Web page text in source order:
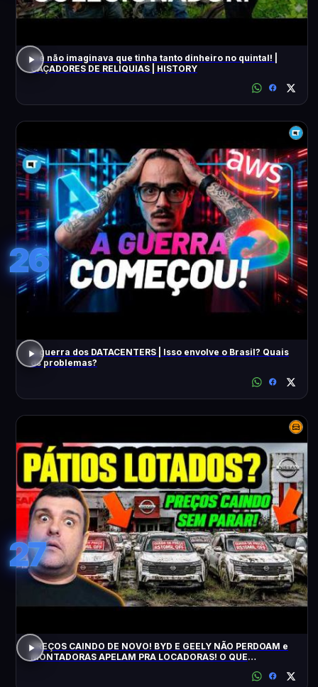
Ele não imaginava que tinha tanto dinheiro no quintal! |
CAÇADORES DE RELÍQUIAS | HISTORY
26
A guerra dos DATACENTERS | Isso envolve o Brasil? Quais
os problemas?
27
PREÇOS CAINDO DE NOVO! BYD E GEELY NÃO PERDOAM e
MONTADORAS APELAM PRA LOCADORAS! O QUE